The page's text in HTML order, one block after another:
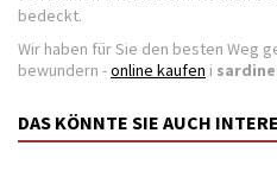
bedeckt.
Wir haben für Sie den besten Weg
bewundern -online kaufen i
DAS KÖNNTE SIE AUCH